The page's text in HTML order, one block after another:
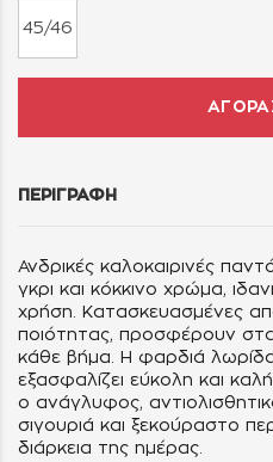
45/46
ΠΕΡΙΓΡΑΦΗ
Ανδρικές καλοκαιρινές
γκρι και κόκκινο χρώμα,
χρήση. Κατασκευασμένες
ποιότητας, προσφέρουν
κάθε βήμα. Η φαρδιά
εξασφαλίζει εύκολη και
ο ανάγλυφος,
σιγουριά και ξεκούραστο
διάρκεια της ημέρας.